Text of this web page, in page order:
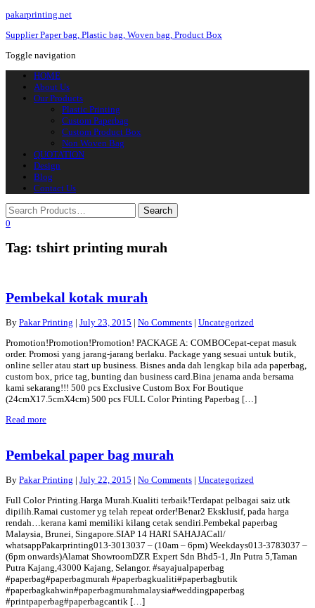
pakarprinting.net
Supplier Paper bag, Plastic bag, Woven bag, Product Box
Toggle navigation
HOME
About Us
Our Products
Plastic Printing
Custom Paperbag
Custom Product Box
Non Woven Bag
QUOTATION
Design
Blog
Contact Us
0
Tag: tshirt printing murah
Pembekal kotak murah
By Pakar Printing | July 23, 2015 | No Comments | Uncategorized
Promotion!Promotion!Promotion! PACKAGE A: COMBOCepat-cepat masuk
order. Promosi yang jarang-jarang berlaku. Package yang sesuai untuk butik,
online seller atau start up business. Bisnes anda dah lengkap bila ada paperbag,
custom box, price tag, bunting dan business card.Bina jenama anda bersama
kami sekarang!!! 500 pcs Exclusive Custom Box For Boutique
(24cmX17.5cmX4cm) 500 pcs FULL Color Printing Paperbag […]
Read more
Pembekal paper bag murah
By Pakar Printing | July 22, 2015 | No Comments | Uncategorized
Full Color Printing.Harga Murah.Kualiti terbaik!Terdapat pelbagai saiz utk
dipilih.Ramai customer yg telah repeat order!Benar2 Eksklusif, pada harga
rendah…kerana kami memiliki kilang cetak sendiri.Pembekal paperbag
Malaysia, Brunei, Singapore.SIAP 14 HARI SAHAJACall/
whatsappPakarprinting013-3013037 – (10am – 6pm) Weekdays013-3783037 –
(6pm onwards)Alamat ShowroomDZR Expert Sdn Bhd5-1, Jln Putra 5,Taman
Putra Kajang,43000 Kajang, Selangor. ‪#sayajualpaperbag
#paperbag#paperbagmurah #paperbagkualiti#paperbagbutik
#paperbagkahwin#paperbagmurahmalaysia#weddingpaperbag
#printpaperbag#paperbagcantik […]